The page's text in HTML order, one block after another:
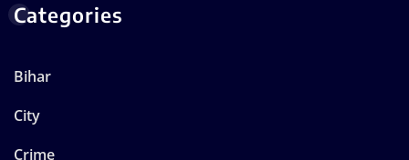
Categories
Bihar
City
Crime